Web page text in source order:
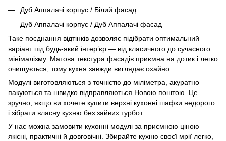
Дуб Аппалачі корпус / Білий фасад
Дуб Аппалачі корпус / Дуб Аппалачі фасад
Таке поєднання відтінків дозволяє підібрати оптимальний
варіант під будь-який інтер’єр — від класичного до сучасного
мінімалізму. Матова текстура фасадів приємна на дотик і легко
очищується, тому кухня завжди виглядає охайно.
Модулі виготовляються з точністю до міліметра, акуратно
пакуються та швидко відправляються Новою поштою. Це
зручно, якщо ви хочете купити верхні кухонні шафки недорого
і зібрати власну кухню без зайвих турбот.
У нас можна замовити кухонні модулі за приємною ціною —
якісні, практичні й довговічні. Збирайте кухню своєї мрії легко,